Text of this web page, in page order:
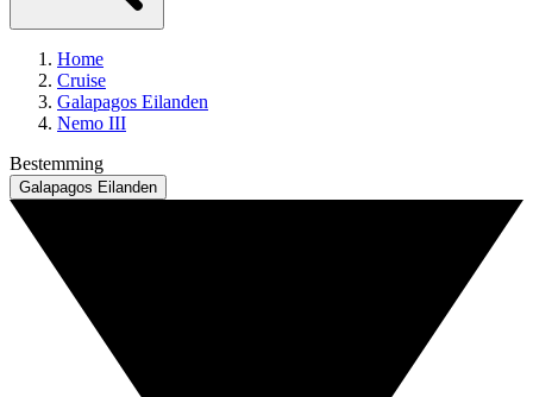
Home
Cruise
Galapagos Eilanden
Nemo III
Bestemming
Galapagos Eilanden